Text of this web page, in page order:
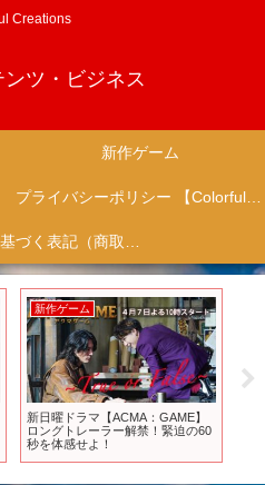
Creations
ンツ・ビジネス
新作ゲーム
プライバシーポリシー 【Colorful Creation】
特定商取引法に基づく表記（商取引に関する開示）
新作ゲーム
新日曜ドラマ【ACMA：GAME】
ロングトレーラー解禁！緊迫の60
秒を体感せよ！